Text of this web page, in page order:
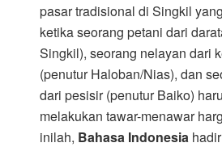
pasar tradisional di Singkil
ketika seorang petani dari
Singkil), seorang nelayan dari
(penutur Haloban/Nias), dan
dari pesisir (penutur Baiko)
melakukan tawar-menawar
inilah, Bahasa Indonesia